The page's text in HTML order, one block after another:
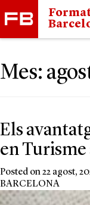
Mes:
Els
en
Posted on22 agost,
BARCELONA